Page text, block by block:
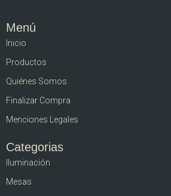
Menú
Inicio
Productos
Quiénes Somos
Finalizar Compra
Menciones Legales
Categorias
Iluminación
Mesas